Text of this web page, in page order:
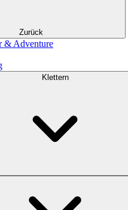
Zurück
& Adventure
Klettern